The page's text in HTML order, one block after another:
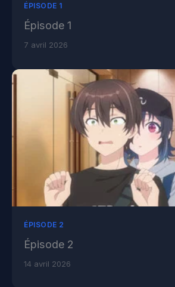
ÉPISODE 1
Épisode 1
7 avril 2026
ÉPISODE 2
Épisode 2
14 avril 2026